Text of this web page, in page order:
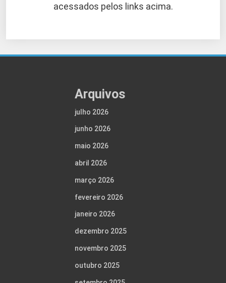
acessados pelos links acima.
Arquivos
julho 2026
junho 2026
maio 2026
abril 2026
março 2026
fevereiro 2026
janeiro 2026
dezembro 2025
novembro 2025
outubro 2025